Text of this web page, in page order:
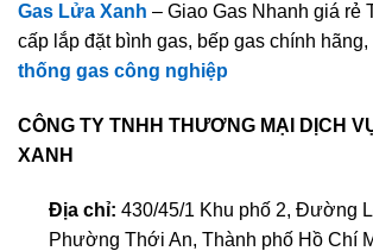
Gas Lửa Xanh – Giao Gas Nhanh giá rẻ
cấp lắp đặt bình gas, bếp gas chính
thống gas công nghiệp
CÔNG TY TNHH THƯƠNG MẠI DỊCH
XANH
Địa chỉ: 430/45/1 Khu phố 2, Đường
Phường Thới An, Thành phố Hồ Chí